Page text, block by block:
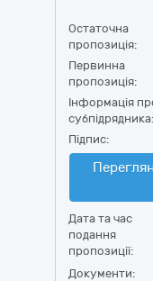
Остаточна
пропозиція:
Первинна
пропозиція:
Інформація
субпідрядника:
Підпис:
Дата та час
подання
пропозиції:
Документи: